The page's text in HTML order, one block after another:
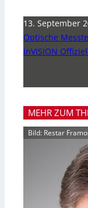
13. September
Optische
inVISION
MEHR ZUM
Bild: Restar